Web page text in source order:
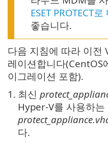
ESET PROTECT
좋습니다.
다음 지침에 따라 이전
레이션합니다
이그레이션 포함).
1. 최신
Hyper-V를 사용하는
다.